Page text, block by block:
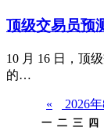
顶级交易员预
10 月 16 日，顶
的…
« 2026年
一 二 三 四